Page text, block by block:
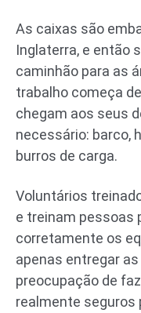
As caixas são
Inglaterra, e então
caminhão para as
trabalho começa
chegam aos seus
necessário: barco,
burros de carga.
Voluntários
e treinam pessoas
corretamente os
apenas entregar
preocupação de
realmente seguros